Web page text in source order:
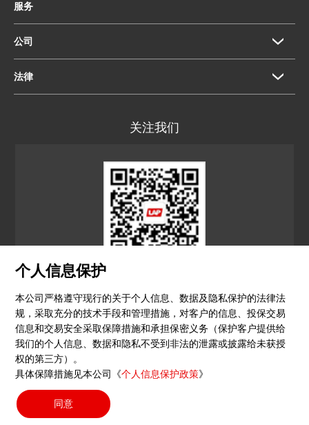
个人信息保护
本公司严格遵守现行的关于个人信息、数据及隐私保护的法律法
规，采取充分的技术手段和管理措施，对客户的信息、投保交易
信息和交易安全采取保障措施和承担保密义务（保护客户提供给
我们的个人信息、数据和隐私不受到非法的泄露或披露给未获授
权的第三方）。
具体保障措施见本公司《个人信息保护政策》
同意
服务
公司
法律
关注我们
© 2026 镭尔谱激光应用技术（上海）有限公司
隐私政策 印记沪ICP备15051604号-4 （沪）-非经营
性-2023-0290
Search